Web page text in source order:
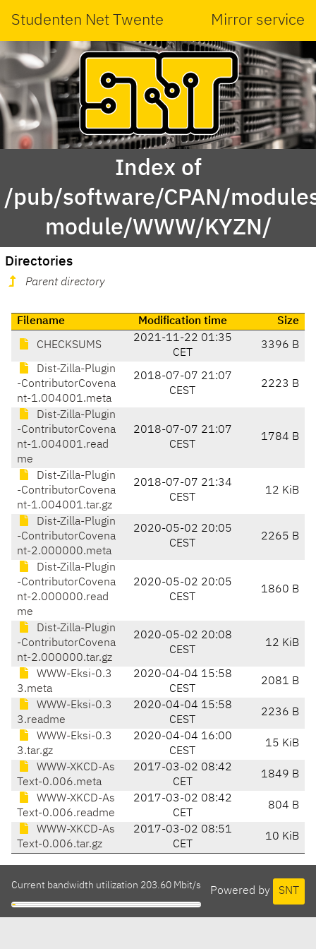
Studenten Net Twente Mirror service
Index of
/pub/software/CPAN/
module/WWW/KYZN/
Directories
Parent directory
Filename Modification time Size
CHECKSUMS
2021-11-22 01:35
CET
3396 B
Dist-Zilla-Plugin
-ContributorCovena
nt-1.004001.meta
2018-07-07 21:07
CEST
2223 B
Dist-Zilla-Plugin
-ContributorCovena
nt-1.004001.read
me
2018-07-07 21:07
CEST
1784 B
Dist-Zilla-Plugin
-ContributorCovena
nt-1.004001.tar.gz
2018-07-07 21:34
CEST
12 KiB
Dist-Zilla-Plugin
-ContributorCovena
nt-2.000000.meta
2020-05-02 20:05
CEST
2265 B
Dist-Zilla-Plugin
-ContributorCovena
nt-2.000000.read
me
2020-05-02 20:05
CEST
1860 B
Dist-Zilla-Plugin
-ContributorCovena
nt-2.000000.tar.gz
2020-05-02 20:08
CEST
12 KiB
WWW-Eksi-0.3
3.meta
2020-04-04 15:58
CEST
2081 B
WWW-Eksi-0.3
3.readme
2020-04-04 15:58
CEST
2236 B
WWW-Eksi-0.3
3.tar.gz
2020-04-04 16:00
CEST
15 KiB
WWW-XKCD-As
Text-0.006.meta
2017-03-02 08:42
CET
1849 B
WWW-XKCD-As
Text-0.006.readme
2017-03-02 08:42
CET
804 B
WWW-XKCD-As
Text-0.006.tar.gz
2017-03-02 08:51
CET
10 KiB
Powered by SNT
Current bandwidth utilization 203.60 Mbit/s